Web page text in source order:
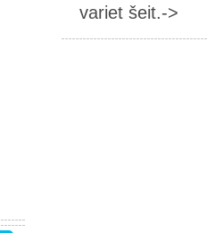
variet šeit.->